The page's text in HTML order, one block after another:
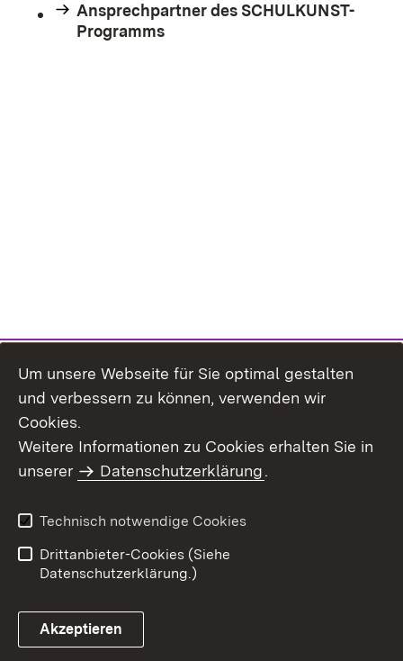
Ansprechpartner des SCHULKUNST-
Programms
Benutzungshinweise
Erklärung zur
Um unsere Webseite für Sie optimal gestalten
und verbessern zu können, verwenden wir
Cookies.
Weitere Informationen zu Cookies erhalten Sie in
unserer
Datenschutzerklärung.
Technisch notwendige Cookies
Drittanbieter-Cookies (Siehe
Datenschutzerklärung.)
Akzeptieren